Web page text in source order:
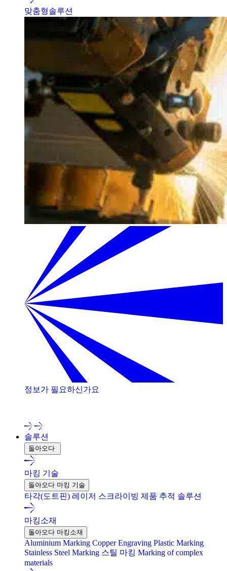
맞춤형솔루션
정보가 필요하신가요
솔루션
돌아오다
마킹 기술
돌아오다 마킹 기술
타각(도트핀) 레이저 스크라이빙 제품 추적 솔루션
마킹소재
돌아오다 마킹소재
Aluminium Marking Copper Engraving Plastic Marking
Stainless Steel Marking 스틸 마킹 Marking of complex
materials